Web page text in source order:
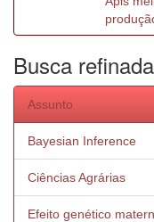
Busca refinada
Assunto
Bayesian Inference
Ciências Agrárias
Efeito genético